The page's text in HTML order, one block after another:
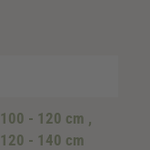
- 120 cm ,
- 140 cm